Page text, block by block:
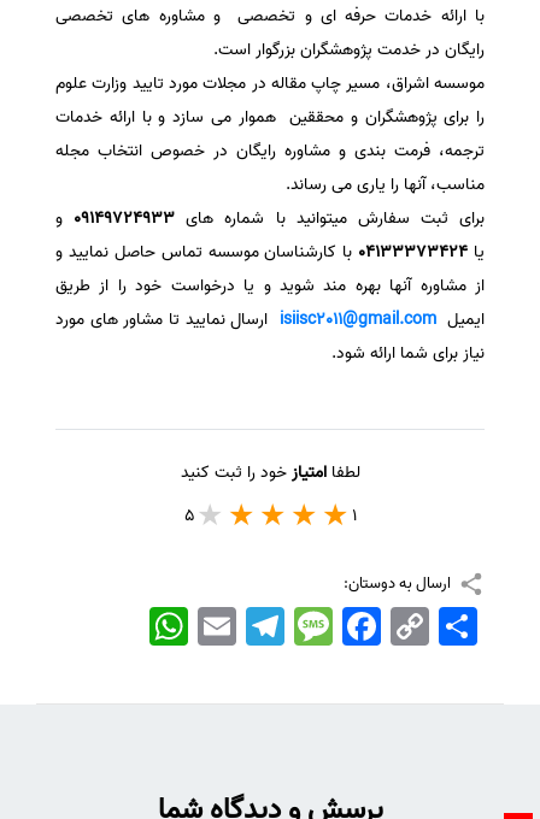
با ارائه خدمات حرفه ای و تخصصی و مشاوره های تخصصی
رایگان در خدمت پژوهشگران بزرگوار است.
موسسه اشراق، مسیر چاپ مقاله در مجلات مورد تایید وزارت علوم
را برای پژوهشگران و محققین هموار می سازد و با ارائه خدمات
ترجمه، فرمت بندی و مشاوره رایگان در خصوص انتخاب مجله
مناسب، آنها را یاری می رساند.
برای ثبت سفارش میتوانید با شماره های 09149724933 و
یا 04133373424 با کارشناسان موسسه تماس حاصل نمایید و
از مشاوره آنها بهره مند شوید و یا درخواست خود را از طریق
ایمیلisiisc2011@gmail.com ارسال نمایید تا مشاور های مورد
نیاز برای شما ارائه شود.
لطفاامتیازخود را ثبت کنید
1
5
ارسال به دوستان:
WhatsApp EmailTelegramMessageFacebook Copy
Link
اشتراک